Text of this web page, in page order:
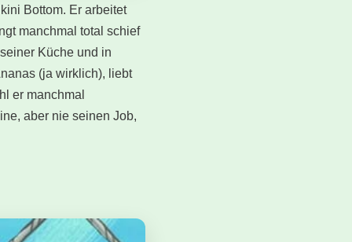
Bottom. Er arbeitet
manchmal total schief
Küche und in
(ja wirklich), liebt
er manchmal
aber nie seinen Job,